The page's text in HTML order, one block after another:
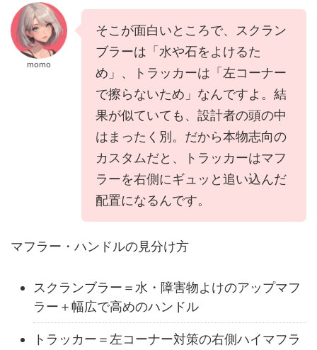
momo
そこが面白いところで、スクラン
ブラーは「水や石をよけるた
め」、トラッカーは「左コーナー
で擦らないため」なんですよ。結
果が似ていても、設計者の頭の中
はまったく別。だから本物志向の
カスタムだと、トラッカーはマフ
ラーを右側にギュッと追い込んだ
配置になるんです。
マフラー・ハンドルの見分け方
スクランブラー＝水・障害物よけのアップマフ
ラー＋幅広で高めのハンドル
トラッカー＝左コーナー対策の右側ハイマフラ